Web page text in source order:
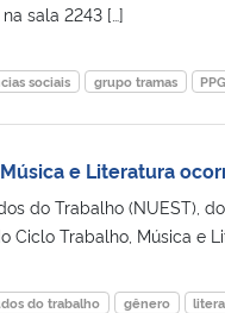
sala 2243 […]
sociais grupo tramas
e Literatura
do Trabalho (NUEST),
Ciclo Trabalho, Música e
do trabalho gênero